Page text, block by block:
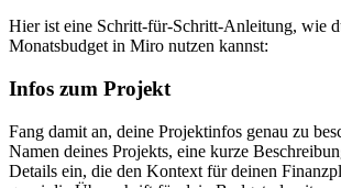
Hier ist eine Schritt-für-Schritt-Anleitung, wie
Monatsbudget in Miro nutzen kannst:
Infos zum Projekt
Fang damit an, deine Projektinfos genau zu
Namen deines Projekts, eine kurze
Details ein, die den Kontext für deinen